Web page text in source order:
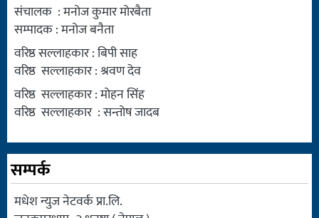
संचालक : मनोज कुमार मोरबैता
सम्पादक : मनोज बनैता
वरिष्ठ सल्लाहकार : बिपी साह
वरिष्ठ सल्लाहकार : श्रवण देव
वरिष्ठ सल्लाहकार : मोहन सिंह
वरिष्ठ सल्लाहकार : सन्तोष जादब
सम्पर्क
मधेश न्युज नेटवर्क प्रा.लि.